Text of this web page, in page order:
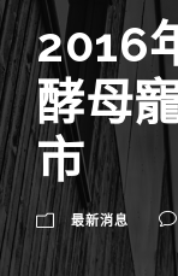
2016
酵母
市
最新消息